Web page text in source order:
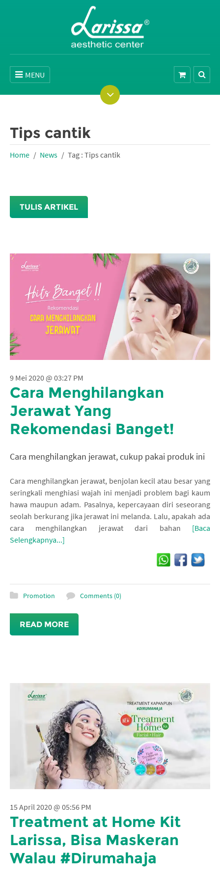
MENU
Tips cantik
Home News Tag : Tips cantik
TULIS ARTIKEL
9 Mei 2020 @ 03:27 PM
Cara Menghilangkan
Jerawat Yang
Rekomendasi Banget!
Cara menghilangkan jerawat, cukup pakai produk ini
Cara menghilangkan jerawat, benjolan kecil atau besar yang
seringkali menghiasi wajah ini menjadi problem bagi kaum
hawa maupun adam. Pasalnya, kepercayaan diri seseorang
seolah berkurang jika jerawat ini melanda. Lalu, apakah ada
cara menghilangkan jerawat dari bahan [Baca
Selengkapnya...]
Promotion Comments (0)
READ MORE
15 April 2020 @ 05:56 PM
Treatment at Home Kit
Larissa, Bisa Maskeran
Walau #Dirumahaja